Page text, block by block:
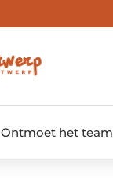
Ontmoet het team